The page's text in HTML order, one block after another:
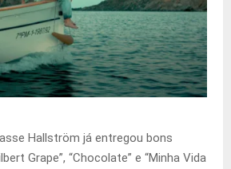
Hallström já entregou bons
Grape”, “Chocolate” e “Minha Vida